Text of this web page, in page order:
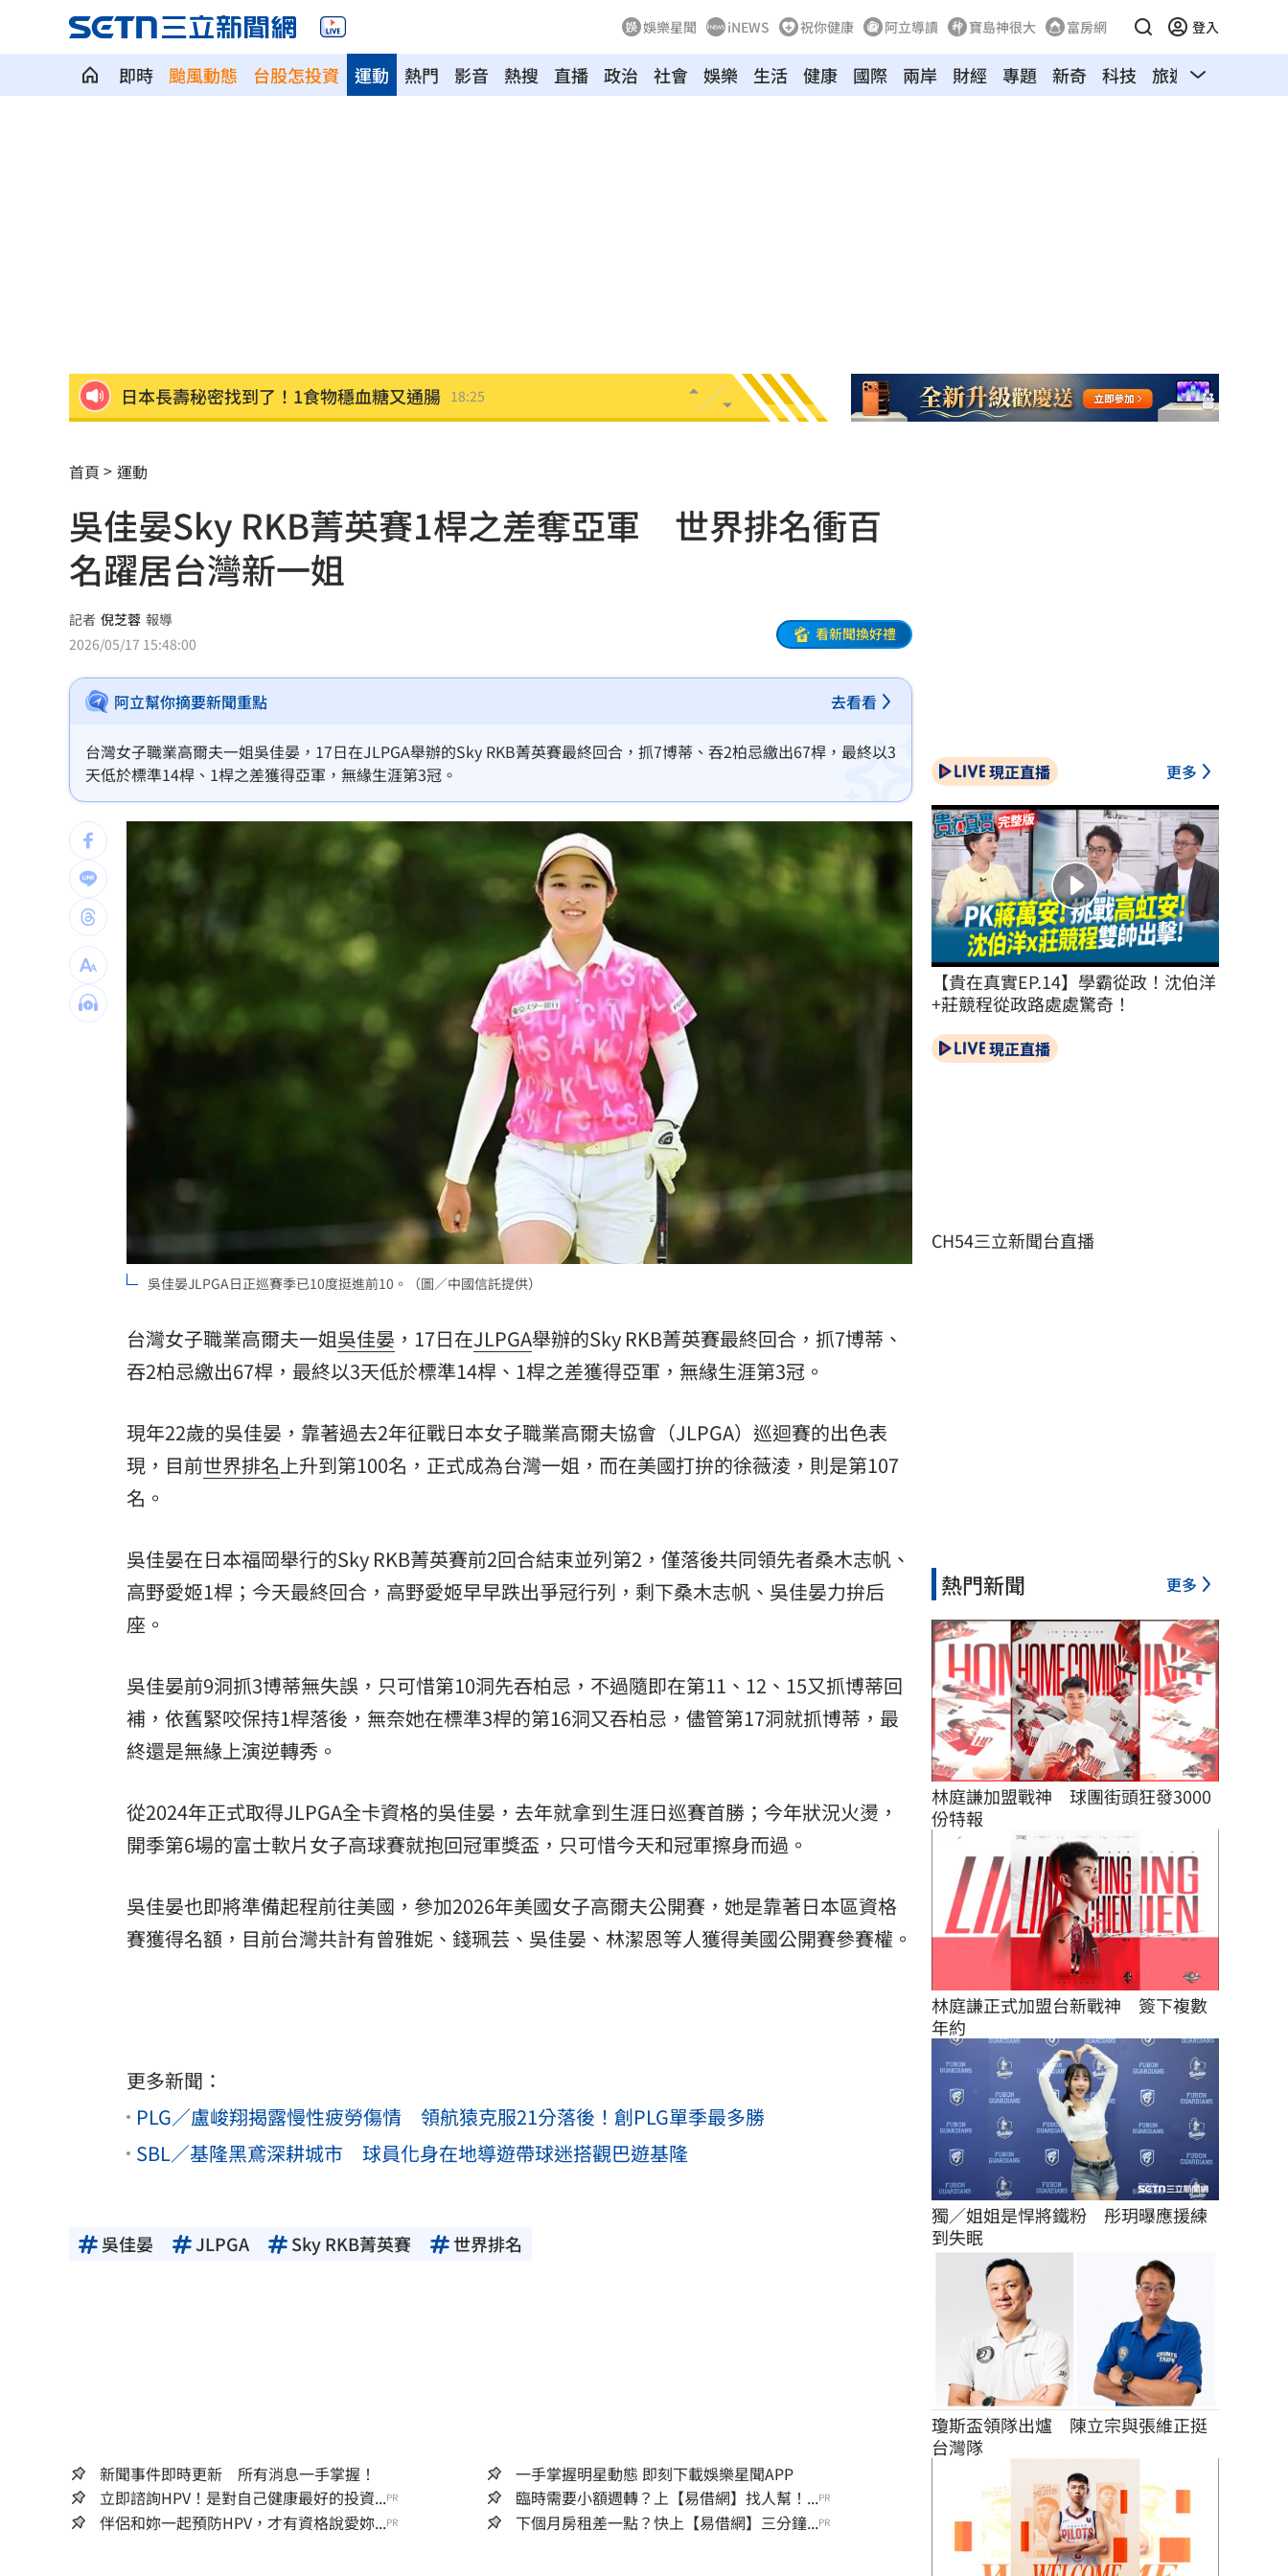
娛樂星聞 iNEWS 祝你健康 阿立導讀 寶島神很大 富房網 登入
即時 颱風動態 台股怎投資 熱門 影音 熱搜 直播 政治 社會 娛樂 生活 健康 國際 兩岸
運動 財經 專題 新奇 科技 旅遊 汽車
日本長壽秘密找到了！1食物穩血糖又通腸 18:25
引退女優轉行程式設計師 網：無碼變寫碼
新制上路！增6檔關禁閉 關5天、2分撮合 18:17
關注城鎮韌性演習 10駐台單位齊發文宣導
邱凱偉加入針線緣 喜搭台八女神陳珮騏
台股ETF規模飆破7.5兆 「這兩檔」翻倍漲
遊客脫序行為 台東天空之鏡淪垃圾場
全聯阿嬤級洗碗精 客人讚去油力強用45年 18:13
不斷更新／8日國籍航空、船班異動一次看
IU生日驚喜曝光 邊佑錫爆親訂紫色蛋糕
桃猿牛棚壞消息 陳柏豪動刀確定本季報銷
用路人注意！颱風逼近 公路局列8警戒路段
桃猿連續2場二軍僅3投手 曾豪駒解釋狀況 17:58
台灣彩券開獎直播中
LIVE三立+24小時直播
三立iNEWS新聞台線上直播
商場戰國來臨 台中「頂奢大道」逐漸成形 12:00
台彩父親節推新刮刮樂千萬頭獎超「爸」氣 12:00
「拍片人的多重宇宙」職涯論壇9/12登場！ 10:30
理想混蛋號召粉絲跨海追星吃美食！ 18:15
首頁 運動
吳佳晏Sky RKB菁英賽1桿之差奪亞軍 世界排名衝百
名躍居台灣新一姐
記者 倪芝蓉 報導
2026/05/17 15:48:00
看新聞換好禮
阿立幫你摘要新聞重點 去看看
台灣女子職業高爾夫一姐吳佳晏，17日在JLPGA舉辦的Sky RKB菁英賽最終回合，抓7博蒂、吞2柏忌繳出67桿，最終以3
天低於標準14桿、1桿之差獲得亞軍，無緣生涯第3冠。
吳佳晏JLPGA日正巡賽季已10度挺進前10。（圖／中國信託提供）
台灣女子職業高爾夫一姐吳佳晏 ，17日在JLPGA舉辦的Sky RKB菁英賽最終回合，抓7博蒂、
吞2柏忌繳出67桿，最終以3天低於標準14桿、1桿之差獲得亞軍，無緣生涯第3冠。
現年22歲的吳佳晏，靠著過去2年征戰日本女子職業高爾夫協會（JLPGA）巡迴賽的出色表
現，目前世界排名上升到第100名，正式成為台灣一姐，而在美國打拚的徐薇淩，則是第107
名。
吳佳晏在日本福岡舉行的Sky RKB菁英賽前2回合結束並列第2，僅落後共同領先者桑木志帆、
高野愛姬1桿；今天最終回合，高野愛姬早早跌出爭冠行列，剩下桑木志帆、吳佳晏力拚后
座。
吳佳晏前9洞抓3博蒂無失誤，只可惜第10洞先吞柏忌，不過隨即在第11、12、15又抓博蒂回
補，依舊緊咬保持1桿落後，無奈她在標準3桿的第16洞又吞柏忌，儘管第17洞就抓博蒂，最
終還是無緣上演逆轉秀。
從2024年正式取得JLPGA全卡資格的吳佳晏，去年就拿到生涯日巡賽首勝；今年狀況火燙，
開季第6場的富士軟片女子高球賽就抱回冠軍獎盃，只可惜今天和冠軍擦身而過。
吳佳晏也即將準備起程前往美國，參加2026年美國女子高爾夫公開賽，她是靠著日本區資格
賽獲得名額，目前台灣共計有曾雅妮、錢珮芸、吳佳晏、林潔恩等人獲得美國公開賽參賽權。
更多新聞：
PLG／盧峻翔揭露慢性疲勞傷情 領航猿克服21分落後！創PLG單季最多勝
SBL／基隆黑鳶深耕城市 球員化身在地導遊帶球迷搭觀巴遊基隆
吳佳晏 JLPGA Sky RKB菁英賽 世界排名
新聞事件即時更新 所有消息一手掌握！
一手掌握明星動態 即刻下載娛樂星聞APP
立即諮詢HPV！是對自己健康最好的投資...PR 臨時需要小額週轉？上【易借網】找人幫！...PR
伴侶和妳一起預防HPV，才有資格說愛妳...PR 下個月房租差一點？快上【易借網】三分鐘...PR
現正直播 更多
【貴在真實EP.14】學霸從政！沈伯洋
+莊競程從政路處處驚奇！
現正直播
CH54三立新聞台直播
熱門新聞 更多
林庭謙加盟戰神　球團街頭狂發3000
份特報
林庭謙正式加盟台新戰神　簽下複數
年約
獨／姐姐是悍將鐵粉　彤玥曝應援練
到失眠
瓊斯盃領隊出爐　陳立宗與張維正挺
台灣隊